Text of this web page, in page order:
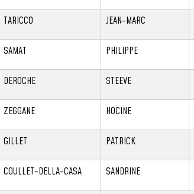
TARICCO JEAN-MARC
SAMAT PHILIPPE
DEROCHE STEEVE
ZEGGANE HOCINE
GILLET PATRICK
COULLET-DELLA-CASA SANDRINE